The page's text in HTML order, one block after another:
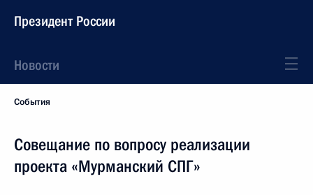
Президент России
Новости
События
Совещание по вопросу реализации
проекта «Мурманский СПГ»